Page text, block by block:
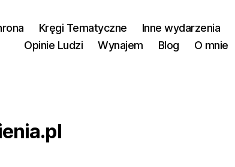
Kręgi Tematyczne Inne wydarzenia
Opinie Ludzi
Wynajem Blog O mnie